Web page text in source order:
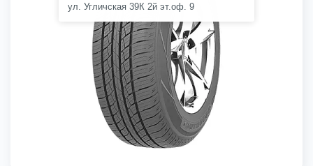
ул. Угличская 39К 2й эт.оф. 9